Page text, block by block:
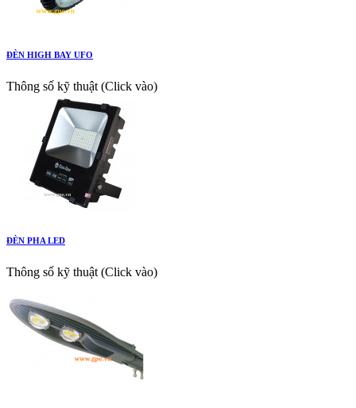
ĐÈN HIGH BAY UFO
Thông số kỹ thuật (Click vào)
ĐÈN PHA LED
Thông số kỹ thuật (Click vào)